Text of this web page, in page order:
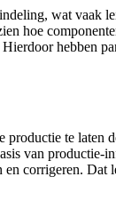
wat vaak
hoe
hebben
te laten
van productie-
corrigeren. Dat